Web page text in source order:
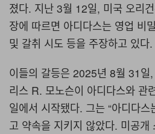
졌다. 지난 3월 12일, 미국 오리
장에 따르면 아디다스는 영업 비
및 갈취 시도 등을 주장하고 있다.
이들의 갈등은 2025년 8월 31 일,
리스 R. 모노슨이 아디다스와 관
일에서 시작됐다. 그는 “아디다스
고 약속을 지키지 않았다. 미공개